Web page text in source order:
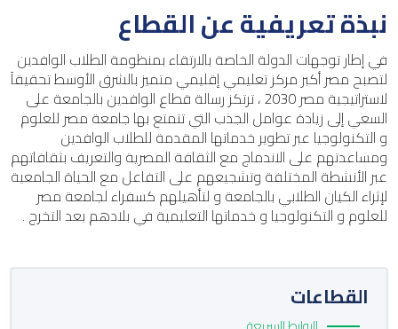
نبذة تعريفية عن القطاع
في إطار توجهات الدولة الخاصة بالارتقاء بمنظومة الطلاب الوافدين
لتصبح مصر أكبر مركز تعليمي إقليمي متميز بالشرق الأوسط تحقيقاَ
لاستراتيجية مصر 2030 ، ترتكز رسالة قطاع الوافدين بالجامعة على
السعي إلى زيادة عوامل الجذب التي تتمتع بها جامعة مصر للعلوم
و التكنولوجيا عبر تطوير خدماتها المقدمة للطلاب الوافدين
ومساعدتهم على الاندماج مع الثقافة المصرية والتعريف بثقافاتهم
عبر الأنشطة المختلفة وتشجيعهم على التفاعل مع الحياة الجامعية
لإثراء الكيان الطلابي بالجامعة و لتأهيلهم كسفراء لجامعة مصر
للعلوم و التكنولوجيا و خدماتها التعليمية في بلادهم بعد التخرج .
القطاعات